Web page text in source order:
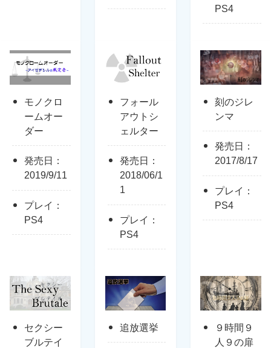
PS4
モノクロ
ームオー
ダー
発売日：
2019/9/11
プレイ：
PS4
フォール
アウトシ
ェルター
発売日：
2018/06/1
1
プレイ：
PS4
刻のジレ
ンマ
発売日：
2017/8/17
プレイ：
PS4
セクシー
ブルテイ
追放選挙
９時間９
人９の扉